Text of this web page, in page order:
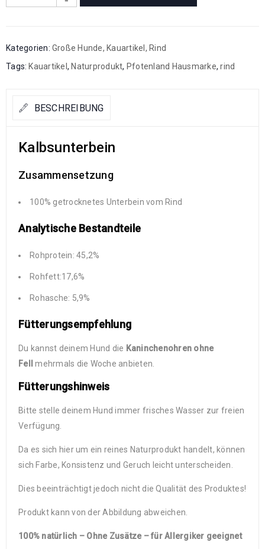
Kategorien: Große Hunde, Kauartikel , Rind
Tags: Kauartikel , Naturprodukt, Pfotenland Hausmarke,rind
BESCHREIBUNG
Kalbsunterbein
Zusammensetzung
100% getrocknetes Unterbein vom Rind
Analytische Bestandteile
Rohprotein: 45,2%
Rohfett:17,6%
Rohasche: 5,9%
Fütterungsempfehlung
Du kannst deinem Hund die Kaninchenohren ohne
Fell
mehrmals die Woche anbieten.
Fütterungshinweis
Bitte stelle deinem Hund immer frisches Wasser zur freien
Verfügung.
Da es sich hier um ein reines Naturprodukt handelt, können
sich Farbe, Konsistenz und Geruch leicht unterscheiden.
Dies beeinträchtigt jedoch nicht die Qualität des Produktes!
Produkt kann von der Abbildung abweichen.
100% natürlich – Ohne Zusätze – für Allergiker geeignet